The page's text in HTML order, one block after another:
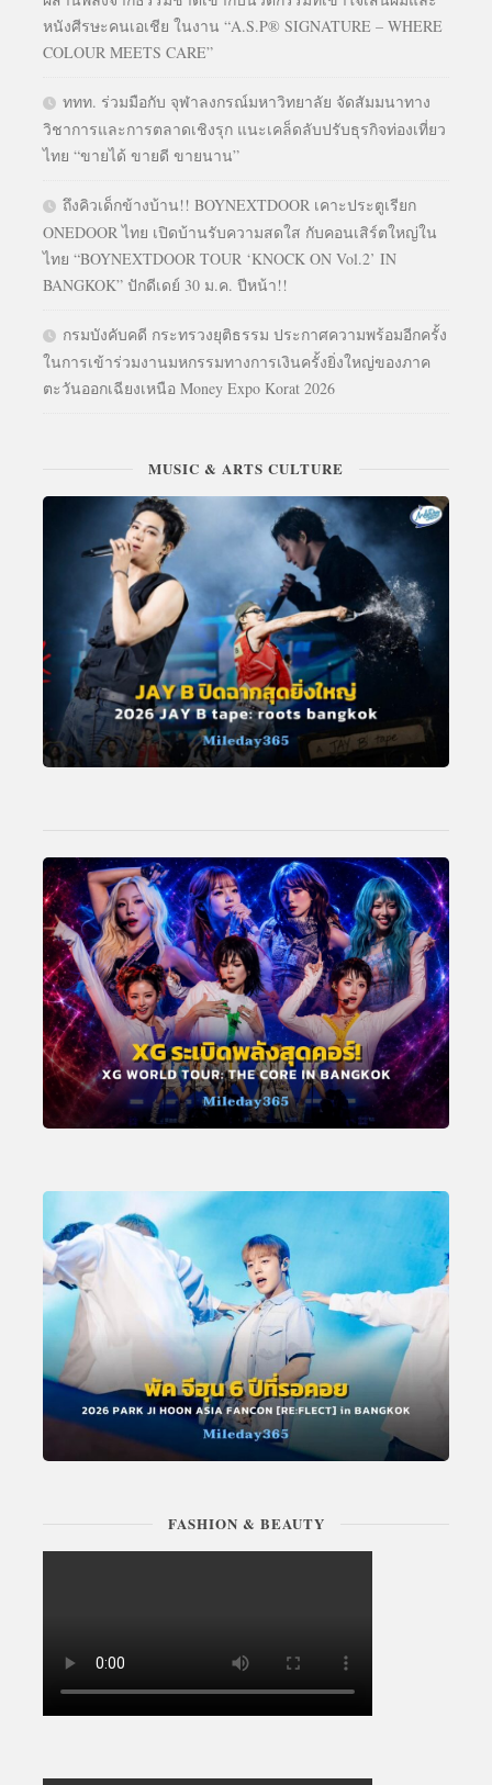
หนังศีรษะคนเอเชีย ในงาน “A.S.P® SIGNATURE – WHERE
COLOUR MEETS CARE”
ททท. ร่วมมือกับ จุฬาลงกรณ์มหาวิทยาลัย จัดสัมมนาทาง
วิชาการและการตลาดเชิงรุก แนะเคล็ดลับปรับธุรกิจท่องเที่ยว
ไทย “ขายได้ ขายดี ขายนาน”
ถึงคิวเด็กข้างบ้าน!! BOYNEXTDOOR เคาะประตูเรียก
ONEDOOR ไทย เปิดบ้านรับความสดใส กับคอนเสิร์ตใหญ่ใน
ไทย “BOYNEXTDOOR TOUR ‘KNOCK ON Vol.2’ IN
BANGKOK” ปักดีเดย์ 30 ม.ค. ปีหน้า!!
กรมบังคับคดี กระทรวงยุติธรรม ประกาศความพร้อมอีกครั้ง
ในการเข้าร่วมงานมหกรรมทางการเงินครั้งยิ่งใหญ่ของภาค
ตะวันออกเฉียงเหนือ Money Expo Korat 2026
MUSIC & ARTS CULTURE
FASHION & BEAUTY